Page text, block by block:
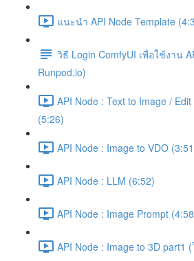
แนะนำ API Node Template
วิธี Login ComfyUI เพื่อใช้งาน
Runpod.io)
API Node : Text to Image /
(5:26)
API Node : Image to VDO
API Node : LLM (6:52)
API Node : Image Prompt
API Node : Image to 3D part1